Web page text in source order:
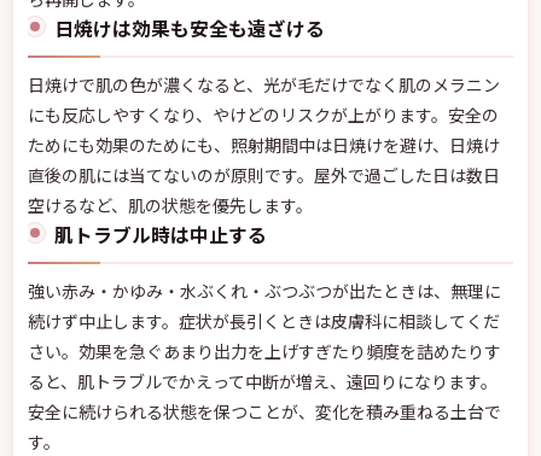
日焼けは効果も安全も遠ざける
日焼けで肌の色が濃くなると、光が毛だけでなく肌のメラニン
にも反応しやすくなり、やけどのリスクが上がります。安全の
ためにも効果のためにも、照射期間中は日焼けを避け、日焼け
直後の肌には当てないのが原則です。屋外で過ごした日は数日
空けるなど、肌の状態を優先します。
肌トラブル時は中止する
強い赤み・かゆみ・水ぶくれ・ぶつぶつが出たときは、無理に
続けず中止します。症状が長引くときは皮膚科に相談してくだ
さい。効果を急ぐあまり出力を上げすぎたり頻度を詰めたりす
ると、肌トラブルでかえって中断が増え、遠回りになります。
安全に続けられる状態を保つことが、変化を積み重ねる土台で
す。